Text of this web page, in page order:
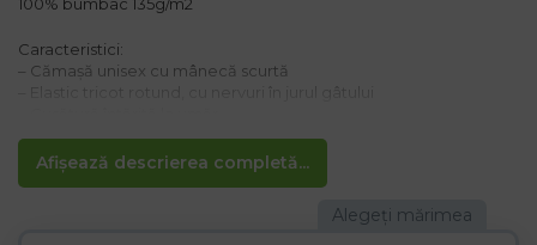
Afișează descrierea completă...
Caracteristici:
– Cămașă unisex cu mânecă scurtă
– Fără cusături laterale
– Potrivire clasică